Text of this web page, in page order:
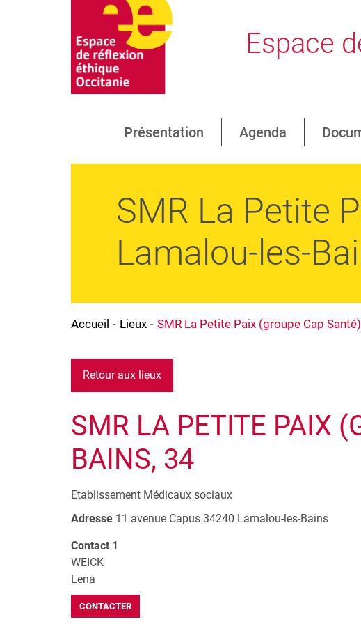
Espace
Présentation Agenda
SMR La Petite
Lamalou-les-
Accueil Lieux SMR La Petite Paix (groupe Cap
Retour aux lieux
SMR LA PETITE PAIX
BAINS, 34
Etablissement Médicaux sociaux
Adresse 11 avenue Capus 34240 Lamalou-les-Bains
Contact 1
WEICK
Lena
CONTACTER